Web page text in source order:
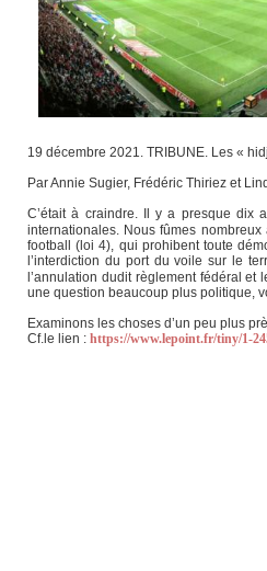
19 décembre 2021. TRIBUNE. Les «
Par Annie Sugier, Frédéric Thiriez et
C’était à craindre. Il y a presque dix
internationales. Nous fûmes
football (loi 4), qui prohibent toute
l’interdiction du port du voile sur le
l’annulation dudit règlement fédéral
une question beaucoup plus politique,
Examinons les choses d’un peu plus
Cf.le lien : https://www.lepoint.fr/tiny/1-